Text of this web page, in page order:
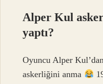
Alper Kul
yaptı?
Oyuncu Alper
askerliğini anma